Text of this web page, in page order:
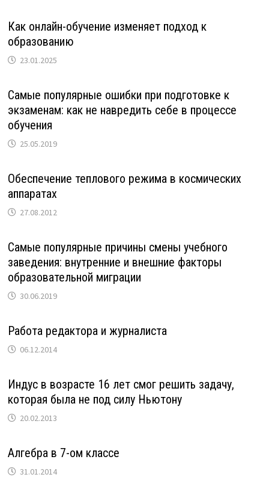
Как онлайн-обучение изменяет подход к
образованию
23.01.2025
Самые популярные ошибки при подготовке к
экзаменам: как не навредить себе в процессе
обучения
25.05.2019
Обеспечение теплового режима в космических
аппаратах
27.08.2012
Самые популярные причины смены учебного
заведения: внутренние и внешние факторы
образовательной миграции
30.06.2019
Работа редактора и журналиста
06.12.2014
Индус в возрасте 16 лет смог решить задачу,
которая была не под силу Ньютону
20.02.2013
Алгебра в 7-ом классе
31.01.2014